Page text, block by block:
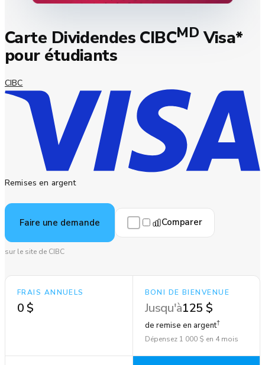
Carte Dividendes CIBCMD Visa*
pour étudiants
CIBC
Remises en argent
Faire une demande Comparer
sur le site de CIBC
FRAIS ANNUELS
0 $
BONI DE BIENVENUE
Jusqu'à125 $
de remise en argent†
Dépensez 1 000 $ en 4 mois